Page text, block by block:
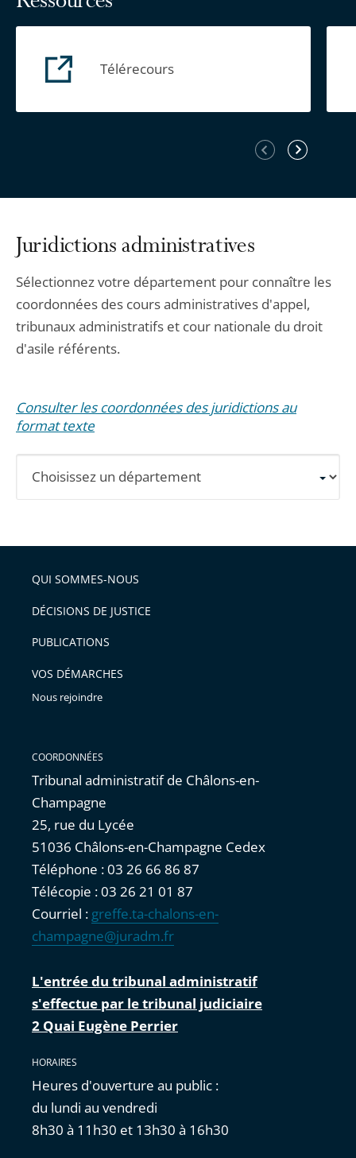
Télérecours
Élément
précédent
Élément
suivant
Juridictions administratives
Sélectionnez votre département pour connaître les
coordonnées des cours administratives d'appel,
tribunaux administratifs et cour nationale du droit
d'asile référents.
Consulter les coordonnées des juridictions au
format texte
les
détaillées.
QUI SOMMES-NOUS
DÉCISIONS DE JUSTICE
PUBLICATIONS
VOS DÉMARCHES
Nous rejoindre
COORDONNÉES
Tribunal administratif de Châlons-en-
Champagne
25, rue du Lycée
51036 Châlons-en-Champagne Cedex
Téléphone : 03 26 66 86 87
Télécopie : 03 26 21 01 87
Courriel : greffe.ta-chalons-en-
champagne@juradm.fr
L'entrée du tribunal administratif
s'effectue par le tribunal judiciaire
2 Quai Eugène Perrier
HORAIRES
Heures d'ouverture au public :
du lundi au vendredi
8h30 à 11h30 et 13h30 à 16h30